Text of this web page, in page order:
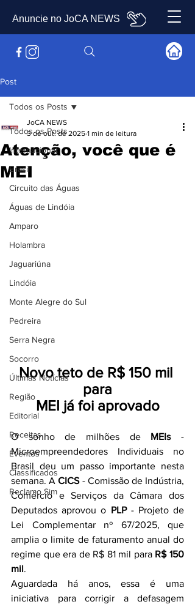
Anuncie no JoCA NEWS
Post
Todos os Posts
Internacional
Brasil
Circuito das Águas
Águas de Lindóia
Amparo
Holambra
Jaguariúna
Lindóia
Monte Alegre do Sul
Pedreira
Serra Negra
Socorro
Últimas Notícias
Região
Editorial
Receitas
Eventos
Classificados
Reclamo Sim
Todos os Posts
Atenção, você que é
MEI
JoCA NEWS
3 de out. de 2025 1 min de leitura
Novo teto de R$ 150 mil
para
MEI já foi aprovado
O sonho de milhões de MEIs -
Microempreendedores Individuais no
Brasil deu um passo importante nesta
semana. A CICS - Comissão de Indústria,
Comércio e Serviços da Câmara dos
Deputados aprovou o PLP - Projeto de
Lei Complementar nº 67/2025, que
amplia o limite de faturamento anual do
regime que era de R$ 81 mil para R$ 150
mil.
Aguardada há anos, essa é uma
iniciativa para corrigir a defasagem